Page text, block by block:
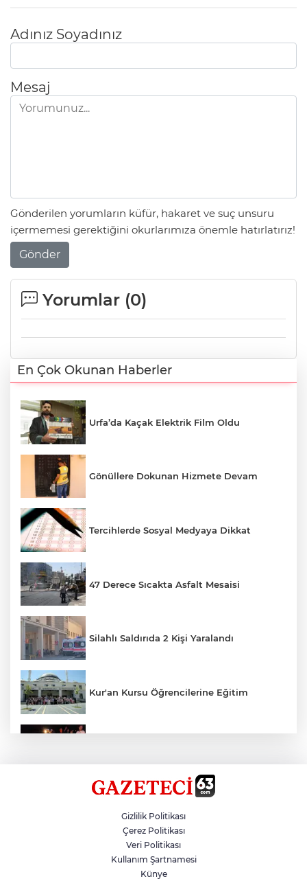
Adınız Soyadınız
Mesaj
Gönderilen yorumların küfür, hakaret ve suç unsuru
içermemesi gerektiğini okurlarımıza önemle hatırlatırız!
Gönder
Yorumlar (0)
En Çok Okunan Haberler
Urfa’da Kaçak Elektrik Film Oldu
Gönüllere Dokunan Hizmete Devam
Tercihlerde Sosyal Medyaya Dikkat
47 Derece Sıcakta Asfalt Mesaisi
Silahlı Saldırıda 2 Kişi Yaralandı
Kur'an Kursu Öğrencilerine Eğitim
Siverek’te Mahmut Gülel Dönemi
Filistin Konvoyuna Coşkulu Karşılama
Gizlilik Politikası
Çerez Politikası
Veri Politikası
Kullanım Şartnamesi
Künye